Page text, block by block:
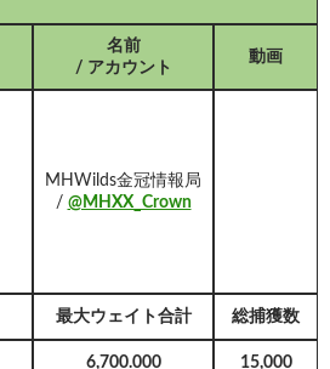
名前
/ アカウント
動画
MHWilds金冠情報局
/ @MHXX_Crown
最大ウェイト合計 総捕獲数
6,700.000 15,000